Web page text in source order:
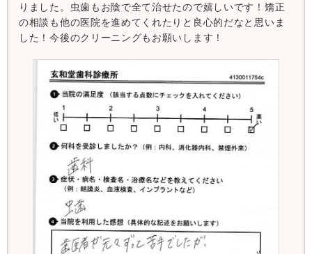
りました。虫歯もお陰で全て治せたので嬉しいです！矯正
の相談も他の医院を進めてくれたりと良心的だなと思いま
した！今後のクリーニングもお願いします！